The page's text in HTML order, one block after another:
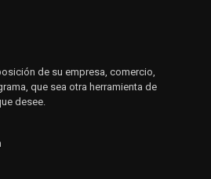
de su empresa, comercio,
que sea otra herramienta de
desee.